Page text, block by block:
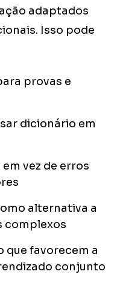
adaptados
Isso pode
provas e
dicionário em
vez de erros
alternativa a
complexos
que favorecem a
conjunto